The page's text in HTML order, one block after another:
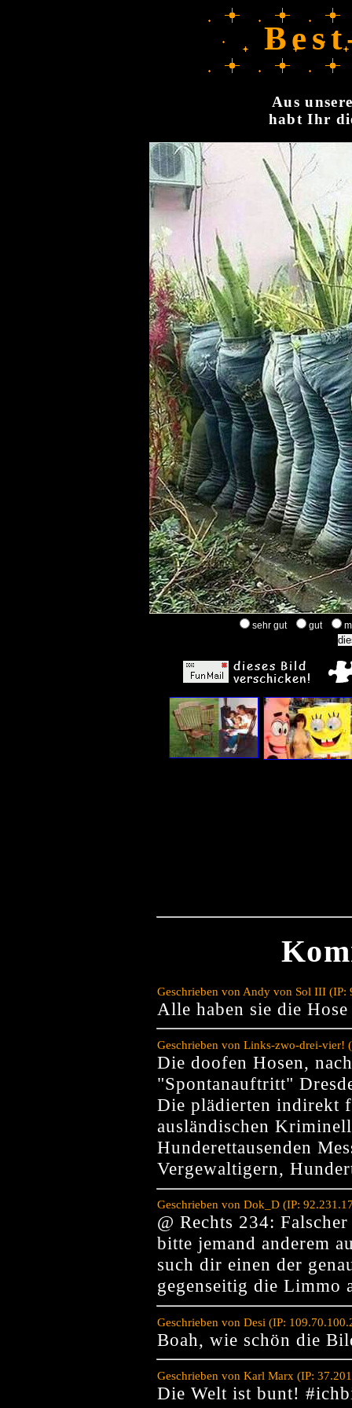
Aus
habt Ihr
sehr gut gut
Geschrieben von Andy von Sol III (IP:
Alle haben sie die
Geschrieben von Links-zwo-drei-vier!
Die doofen Hosen,
"Spontanauftritt"
Die plädierten indirekt
ausländischen
Hunderettausenden
Vergewaltigern,
Geschrieben von Dok_D (IP:
@ Rechts 234:
bitte jemand anderem
such dir einen der
gegenseitig die Limmo
Geschrieben von Desi (IP:
Boah, wie schön die
Geschrieben von Karl Marx (IP:
Die Welt ist bunt!